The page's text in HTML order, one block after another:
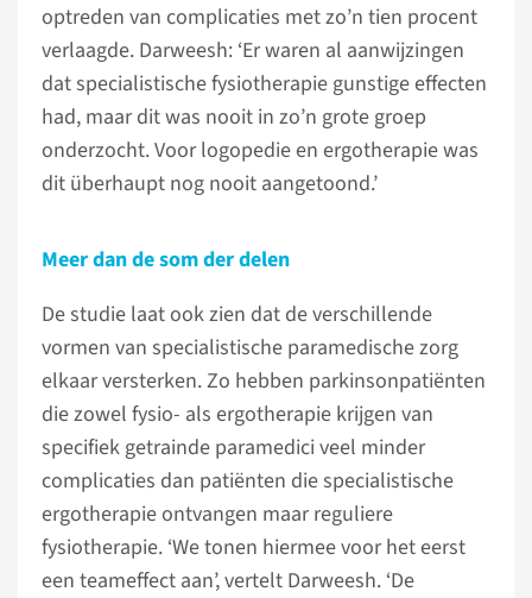
optreden van complicaties met zo’n tien procent
verlaagde. Darweesh: ‘Er waren al aanwijzingen
dat specialistische fysiotherapie gunstige effecten
had, maar dit was nooit in zo’n grote groep
onderzocht. Voor logopedie en ergotherapie was
dit überhaupt nog nooit aangetoond.’
Meer dan de som der delen
De studie laat ook zien dat de verschillende
vormen van specialistische paramedische zorg
elkaar versterken. Zo hebben parkinsonpatiënten
die zowel fysio- als ergotherapie krijgen van
specifiek getrainde paramedici veel minder
complicaties dan patiënten die specialistische
ergotherapie ontvangen maar reguliere
fysiotherapie. ‘We tonen hiermee voor het eerst
een teameffect aan’, vertelt Darweesh. ‘De